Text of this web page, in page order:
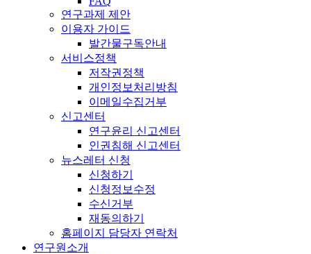
연구과제 제안
이용자 가이드
발간물구독안내
서비스정책
저작권정책
개인정보처리방침
이메일수집거부
신고센터
연구윤리 신고센터
인권침해 신고센터
뉴스레터 신청
신청하기
신청정보수정
수신거부
재동의하기
홈페이지 담당자 연락처
연구원소개